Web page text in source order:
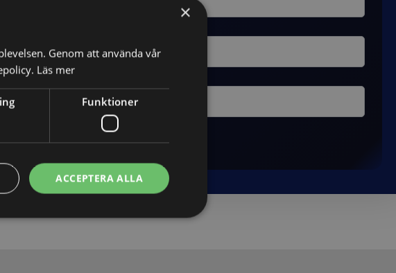
×
Genom att använda vår
Läs mer
Funktioner
ACCEPTERA ALLA